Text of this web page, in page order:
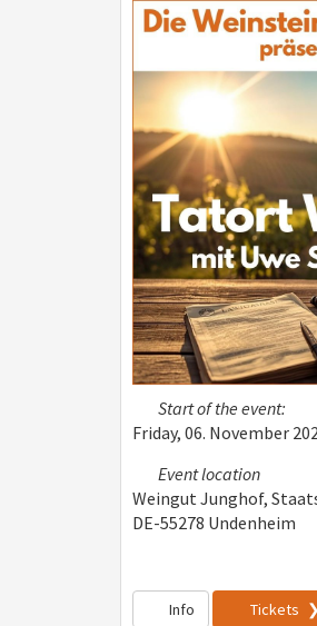
Start of the event:
Friday, 06. November
Event location
Weingut Junghof,
DE-55278 Undenheim
Info Tickets